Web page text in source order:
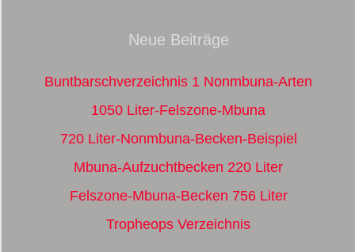
Neue Beiträge
Buntbarschverzeichnis 1 Nonmbuna-Arten
1050 Liter-Felszone-Mbuna
720 Liter-Nonmbuna-Becken-Beispiel
Mbuna-Aufzuchtbecken 220 Liter
Felszone-Mbuna-Becken 756 Liter
Tropheops Verzeichnis